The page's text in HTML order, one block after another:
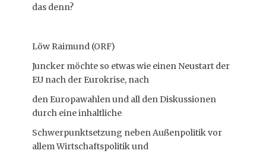
das denn?
Löw Raimund (ORF)
Juncker möchte so etwas wie einen Neustart der
EU nach der Eurokrise, nach
den Europawahlen und all den Diskussionen
durch eine inhaltliche
Schwerpunktsetzung neben Außenpolitik vor
allem Wirtschaftspolitik und